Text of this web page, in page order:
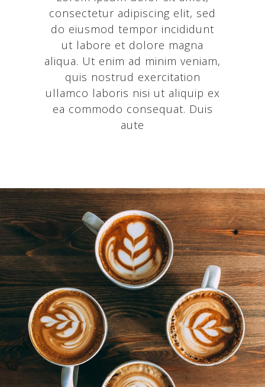
consectetur adipiscing elit, sed
do eiusmod tempor incididunt
ut labore et dolore magna
aliqua. Ut enim ad minim veniam,
quis nostrud exercitation
ullamco laboris nisi ut aliquip ex
ea commodo consequat. Duis
aute